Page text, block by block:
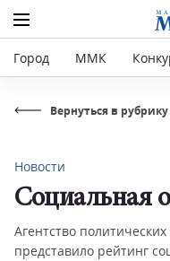
Город ММК
Вернуться в рубрику
Новости
Социальная
Агентство
представило рейтинг